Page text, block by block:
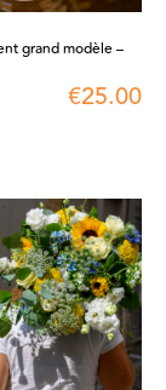
grand modèle –
€25.00